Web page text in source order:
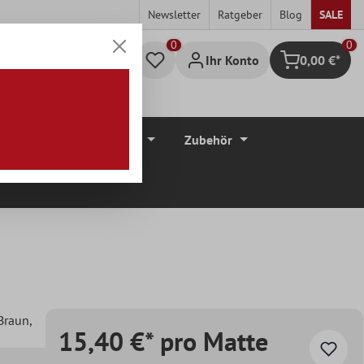
Newsletter Ratgeber Blog SALE
Ihr Konto Warenkorb
0
0,00 €*
Zubehör
,
15,40 €* pro Matte